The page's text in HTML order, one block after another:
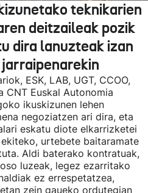
teknikarien
deitzaileak pozik
dira lanuzteak izan
ESK, LAB, UGT, CCOO,
CNT Euskal Autonomia
ikuskizunen lehen
negoziatzen ari dira, eta
eskatu diote elkarrizketei
urtebete baitaramate
Aldi baterako kontratuak,
luzeak, legez ezarritako
ez errespetatzea,
zein gaueko ordutegian